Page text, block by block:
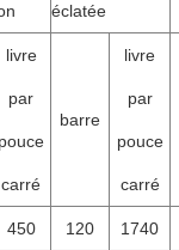
éclatée
livre
par
pouce
carré
barre
livre
par
pouce
carré
450 120 1740